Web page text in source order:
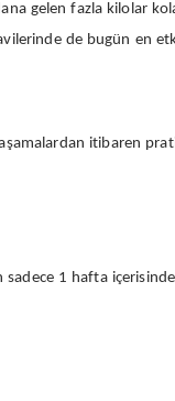
gelen fazla kilolar
de bugün en
itibaren
sadece 1 hafta